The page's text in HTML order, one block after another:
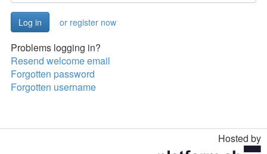
or register now
Problems logging in?
Resend welcome email
Forgotten password
Forgotten username
Hosted by